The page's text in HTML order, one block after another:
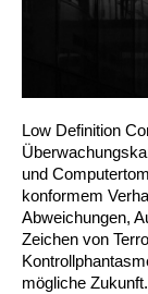
Low Definition
und
konformem
Abweichungen,
Zeichen von
mögliche Zukunft.